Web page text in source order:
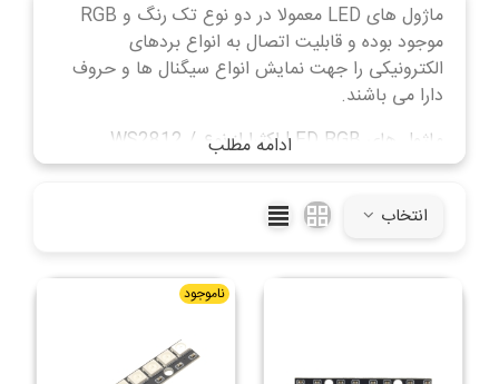
ماژول های LED معمولا در دو نوع تک رنگ و RGB
موجود بوده و قابلیت اتصال به انواع بردهای
الکترونیکی را جهت نمایش انواع سیگنال ها و حروف
دارا می باشند.
ماژول های LED RGB اکثرا از نوع WS2812 /
WS2811 و رنگ های قرمز، سبز و آبی تشکیل شده
است.
ادامه مطلب
انتخاب
ناموجود